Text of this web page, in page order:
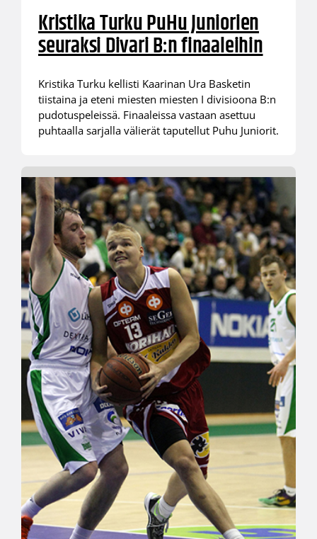
Kristika Turku PuHu Juniorien
seuraksi Divari B:n finaaleihin
Kristika Turku kellisti Kaarinan Ura Basketin
tiistaina ja eteni miesten miesten I divisioona B:n
pudotuspeleissä. Finaaleissa vastaan asettuu
puhtaalla sarjalla välierät taputellut Puhu Juniorit.